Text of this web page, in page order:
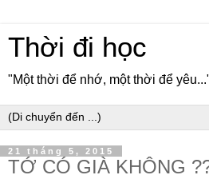
Thời đi học
"Một thời để nhớ, một thời để
21 tháng 5, 2015
TỚ CÓ GIÀ KHÔNG